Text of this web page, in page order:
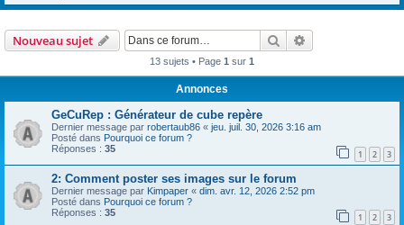
Nouveau sujet Rechercher
13 sujets • Page 1 sur 1
Annonces
GeCuRep : Générateur de cube repère
Dernier message par robertaub86 « jeu. juil. 30, 2026 3:16 am
Posté dans Pourquoi ce forum ?
Réponses : 35 1 2 3
2: Comment poster ses images sur le forum
Dernier message par Kimpaper « dim. avr. 12, 2026 2:52 pm
Posté dans Pourquoi ce forum ?
Réponses : 35 1 2 3